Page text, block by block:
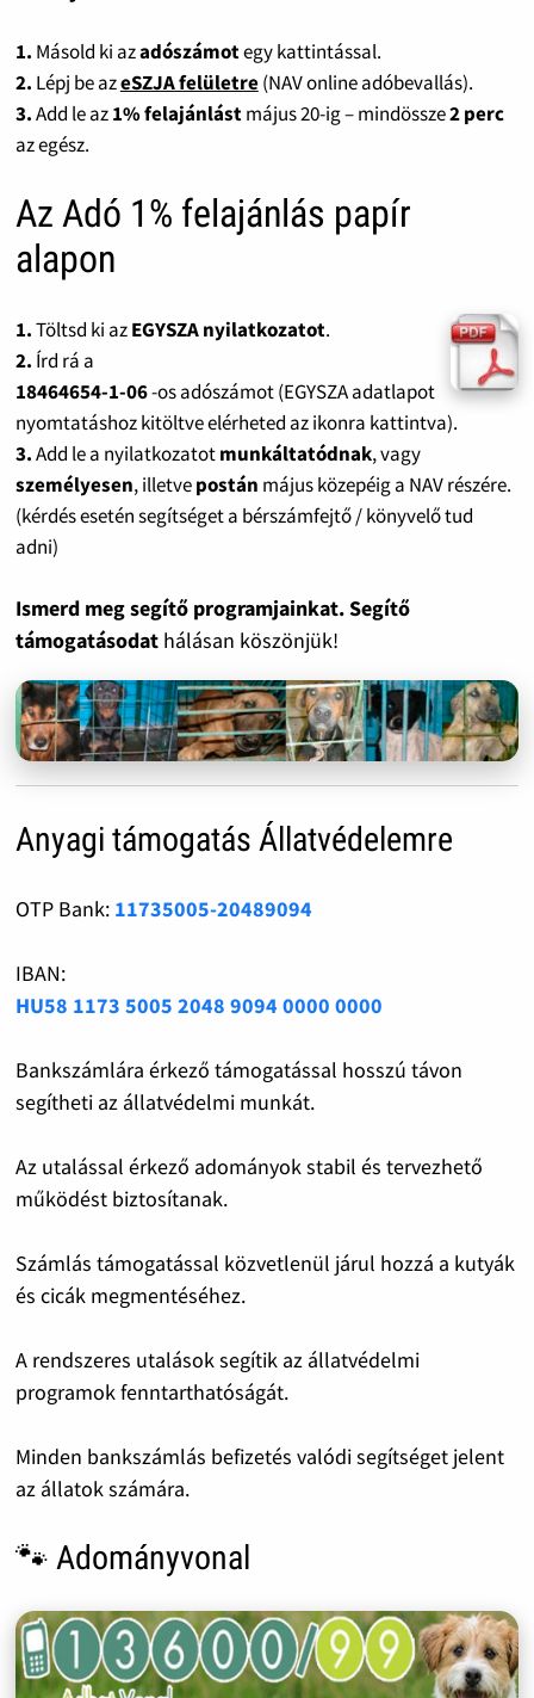
1. Másold ki azadószámotegy kattintással.
2. Lépj be azeSZJA felületre(NAV online adóbevallás).
3.Add le az1% felajánlástmájus 20-ig – mindössze2 perc
az egész.
Az Adó 1% felajánlás papír
alapon
1.Töltsd ki azEGYSZA nyilatkozatot.
2. Írd rá a
18464654-1-06-os adószámot (EGYSZA adatlapot
nyomtatáshoz kitöltve elérheted az ikonra kattintva).
3.Add le a nyilatkozatotmunkáltatódnak, vagy
személyesen, illetvepostán május közepéig a NAV részére.
(kérdés esetén segítséget a bérszámfejtő / könyvelő tud
adni)
Ismerd meg segítő programjainkat. Segítő
támogatásodat hálásan köszönjük!
Anyagi támogatás Állatvédelemre
OTP Bank: 11735005-20489094
IBAN:
HU58 1173 5005 2048 9094 0000 0000
Bankszámlára érkező támogatással hosszú távon
segítheti az állatvédelmi munkát.
Az utalással érkező adományok stabil és tervezhető
működést biztosítanak.
Számlás támogatással közvetlenül járul hozzá a kutyák
és cicák megmentéséhez.
A rendszeres utalások segítik az állatvédelmi
programok fenntarthatóságát.
Minden bankszámlás befizetés valódi segítséget jelent
az állatok számára.
🐾 Adományvonal